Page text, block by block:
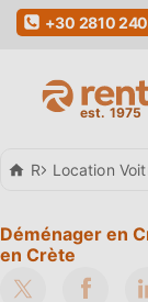
+30 2810
Rental Center
Location
Déménager en
en Crète